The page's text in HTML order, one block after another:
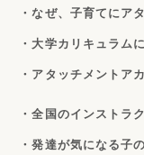
・なぜ、子育てにア
・大学カリキュラム
・アタッチメントア
・全国のインストラ
・発達が気になる子